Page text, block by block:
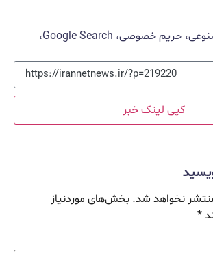
گوگل، هوش مصنوعی، حریم خصوصی، Google Search،
کپی لینک خبر
نخواهد شد. بخش‌های موردنیاز
*